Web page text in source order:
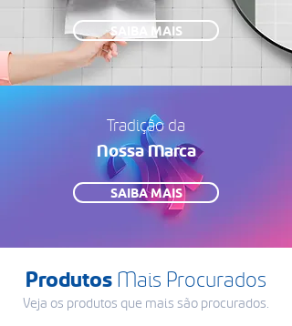
SAIBA MAIS
Tradição da
Nossa Marca
SAIBA MAIS
Produtos Mais Procurados
Veja os produtos que mais são procurados.